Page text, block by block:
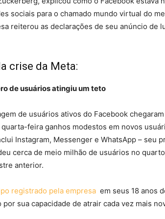
sociais para o chamado mundo virtual do
reiterou as declarações de seu anúncio de
crise da Meta:
de usuários atingiu um teto
de usuários ativos do Facebook
feira ganhos modestos em novos
Instagram, Messenger e WhatsApp – seu
cerca de meio milhão de usuários no
anterior.
registrado pela empresa em seus 18 anos
sua capacidade de atrair cada vez mais